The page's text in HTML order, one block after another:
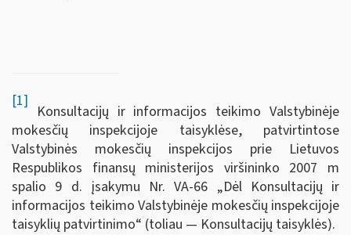
[1]
Konsultacijų ir informacijos teikimo Valstybinėje
mokesčių inspekcijoje taisyklėse, patvirtintose
Valstybinės mokesčių inspekcijos prie Lietuvos
Respublikos finansų ministerijos viršininko 2007 m
spalio 9 d. įsakymu Nr. VA-66 „Dėl Konsultacijų ir
informacijos teikimo Valstybinėje mokesčių inspekcijoje
taisyklių patvirtinimo“ (toliau — Konsultacijų taisyklės).